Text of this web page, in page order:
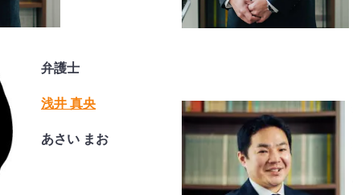
弁護士
浅井 真央
あさい まお